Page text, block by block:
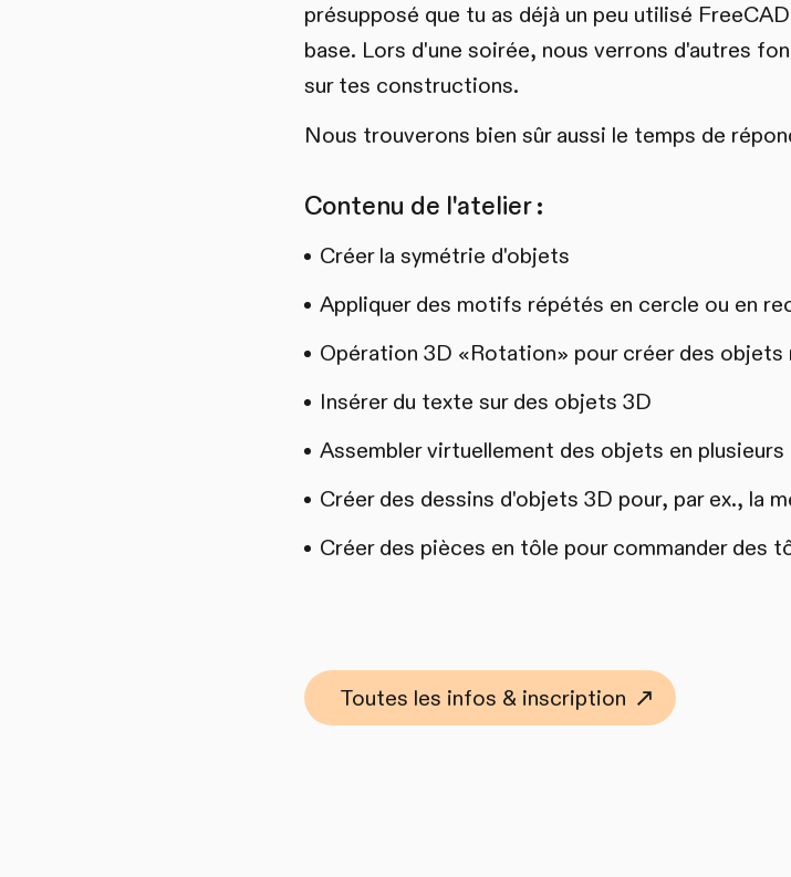
présupposé que tu as déjà un peu utilisé
base. Lors d'une soirée, nous verrons d'autres
sur tes constructions.
Nous trouverons bien sûr aussi le temps de
Contenu de l'atelier :
Créer la symétrie d'objets
Appliquer des motifs répétés en cercle ou en
Opération 3D «Rotation» pour créer des objets
Insérer du texte sur des objets 3D
Assembler virtuellement des objets en
Créer des dessins d'objets 3D pour, par ex., la
Créer des pièces en tôle pour commander des
Toutes les infos & inscription